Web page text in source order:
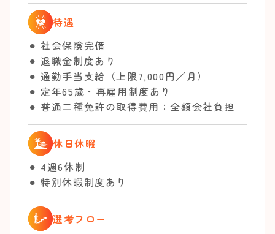
待遇
⚫︎ 社会保険完備
⚫︎ 退職金制度あり
⚫︎ 通勤手当支給（上限7,000円／月）
⚫︎ 定年65歳・再雇用制度あり
⚫︎ 普通二種免許の取得費用：全額会社負担
休日休暇
⚫︎ 4週6休制
⚫︎ 特別休暇制度あり
選考フロー